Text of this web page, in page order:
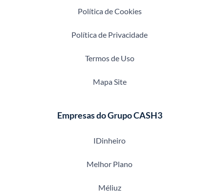
Política de Cookies
Política de Privacidade
Termos de Uso
Mapa Site
Empresas do Grupo CASH3
IDinheiro
Melhor Plano
Méliuz